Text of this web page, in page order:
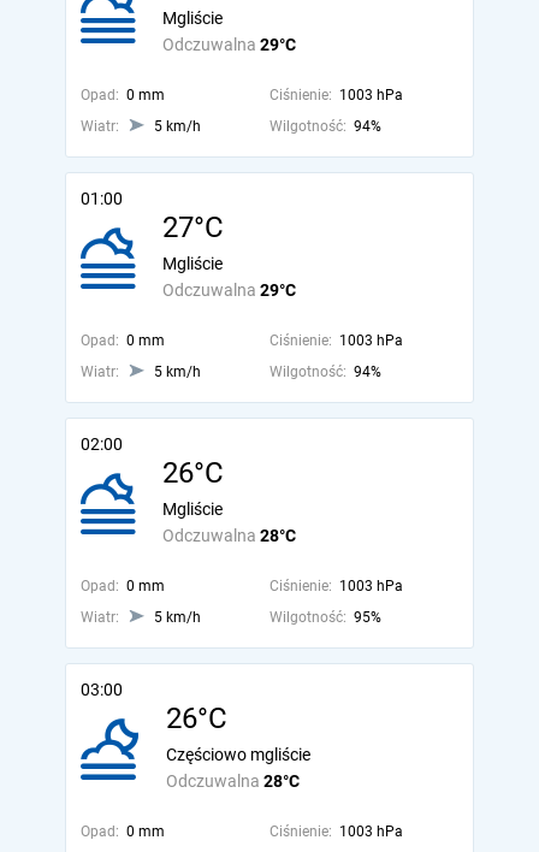
Odczuwalna 29°C
Mgliście
Opad: 0 mm Ciśnienie: 1003 hPa
Wiatr:
5 km/h Wilgotność: 94%
01:00
27°C
Odczuwalna 29°C
Mgliście
Opad: 0 mm Ciśnienie: 1003 hPa
Wiatr:
5 km/h Wilgotność: 94%
02:00
26°C
Odczuwalna 28°C
Mgliście
Opad: 0 mm Ciśnienie: 1003 hPa
Wiatr:
5 km/h Wilgotność: 95%
03:00
26°C
Odczuwalna 28°C
Częściowo mgliście
Opad: 0 mm Ciśnienie: 1003 hPa